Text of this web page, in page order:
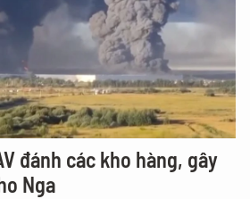
đánh các kho hàng, gây
Nga